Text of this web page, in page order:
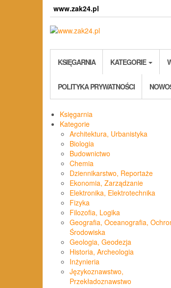
www.zak24.pl
KSIĘGARNIA KATEGORIE
POLITYKA PRYWATNOŚCI
Księgarnia
Kategorie
Architektura, Urbanistyka
Biologia
Budownictwo
Chemia
Dziennikarstwo, Reportaże
Ekonomia, Zarządzanie
Elektronika, Elektrotechnika
Fizyka
Filozofia, Logika
Geografia, Oceanografia,
Środowiska
Geologia, Geodezja
Historia, Archeologia
Inżynieria
Językoznawstwo,
Przekładoznawstwo